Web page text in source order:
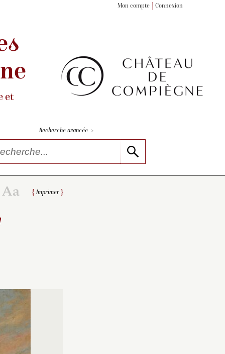
Mon compte Connexion
et
Recherche avancée >
Imprimer